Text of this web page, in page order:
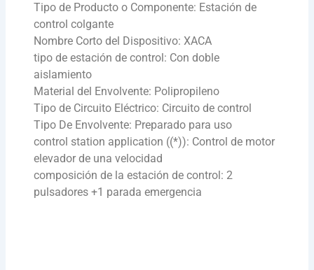
Tipo de Producto o Componente: Estación de
control colgante
Nombre Corto del Dispositivo: XACA
tipo de estación de control: Con doble
aislamiento
Material del Envolvente: Polipropileno
Tipo de Circuito Eléctrico: Circuito de control
Tipo De Envolvente: Preparado para uso
control station application ((*)): Control de motor
elevador de una velocidad
composición de la estación de control: 2
pulsadores +1 parada emergencia